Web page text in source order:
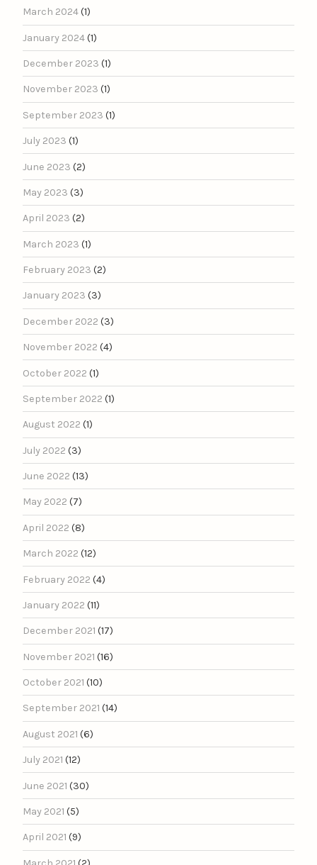
March 2024(1)
January 2024(1)
December 2023 (1)
November 2023 (1)
September 2023 (1)
July 2023 (1)
June 2023 (2)
May 2023 (3)
April 2023 (2)
March 2023 (1)
February 2023 (2)
January 2023 (3)
December 2022 (3)
November 2022 (4)
October 2022 (1)
September 2022 (1)
August 2022 (1)
July 2022 (3)
June 2022 (13)
May 2022 (7)
April 2022 (8)
March 2022 (12)
February 2022 (4)
January 2022 (11)
December 2021 (17)
November 2021 (16)
October 2021 (10)
September 2021 (14)
August 2021 (6)
July 2021 (12)
June 2021 (30)
May 2021 (5)
April 2021 (9)